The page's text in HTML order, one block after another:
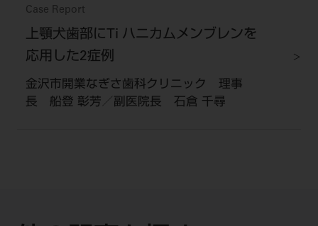
Case Report
上顎犬歯部にTi ハニカムメンブレンを
応用した2症例
金沢市開業なぎさ歯科クリニック 理事
長 船登 彰芳／副医院長 石倉 千尋